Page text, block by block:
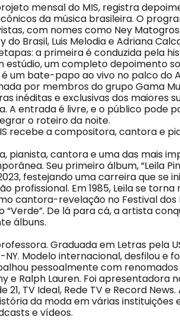
mensal do MIS, registra
da música brasileira. O
com nomes como Ney
do Brasil, Luis Melodia e Adriana
a primeira é conduzida pela
estúdio, um completo depoimento
um bate-papo ao vivo no palco do
por membros do grupo Gama
inéditas e exclusivas dos maiores
A entrada é livre, e o público pode
o roteiro da noite.
recebe a compositora, cantora e
pianista, cantora e uma das mais
Seu primeiro álbum, “Leila
festejando uma carreira que se
profissional. Em 1985, Leila se
cantora-revelação no Festival dos
“Verde”. De lá para cá, a artista
álbuns.
Graduada em Letras pela
NY. Modelo internacional, desfilou e
pessoalmente com
e Ralph Lauren. Foi apresentadora
21, TV Ideal, Rede TV e Record
da moda em várias instituições
e vídeos.